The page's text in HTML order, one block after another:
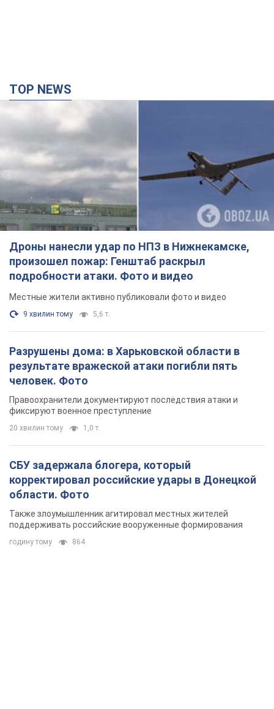
TOP NEWS
Дроны нанесли удар по НПЗ в Нижнекамске,
произошел пожар: Генштаб раскрыл
подробности атаки. Фото и видео
Местные жители активно публиковали фото и видео
9 хвилин тому 5,6 т.
Разрушены дома: в Харьковской области в
результате вражеской атаки погибли пять
человек. Фото
Правоохранители документируют последствия атаки и
фиксируют военное преступление
20 хвилин тому 1,0 т.
СБУ задержала блогера, который
корректировал российские удары в Донецкой
области. Фото
Также злоумышленник агитировал местных жителей
поддерживать российские вооруженные формирования
годину тому 864